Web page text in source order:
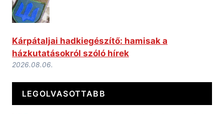
Kárpátaljai hadkiegészítő: hamisak a
házkutatásokról szóló hírek
2026.08.06.
LEGOLVASOTTABB